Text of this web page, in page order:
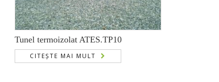
Tunel termoizolat ATES.TP10
CITEȘTE MAI MULT